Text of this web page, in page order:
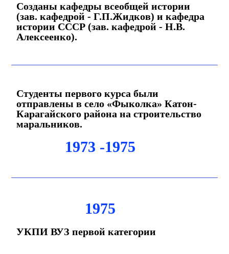
Созданы кафедры всеобщей истории
(зав. кафедрой - Г.П.Жидков) и кафедра
истории СССР (зав. кафедрой - Н.В.
Алексеенко).
Студенты первого курса были
отправлены в село «Фыколка» Катон-
Карагайского района на строительство
маральников.
1973 -1975
1975
УКПИ ВУЗ первой категории